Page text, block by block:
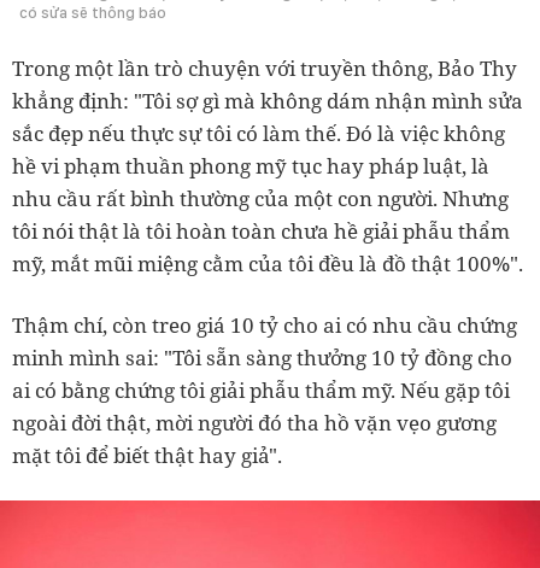
có sửa sẽ thông báo
Trong một lần trò chuyện với truyền thông, Bảo Thy
khẳng định: "Tôi sợ gì mà không dám nhận mình sửa
sắc đẹp nếu thực sự tôi có làm thế. Đó là việc không
hề vi phạm thuần phong mỹ tục hay pháp luật, là
nhu cầu rất bình thường của một con người. Nhưng
tôi nói thật là tôi hoàn toàn chưa hề giải phẫu thẩm
mỹ, mắt mũi miệng cằm của tôi đều là đồ thật 100%".
Thậm chí, còn treo giá 10 tỷ cho ai có nhu cầu chứng
minh mình sai: "Tôi sẵn sàng thưởng 10 tỷ đồng cho
ai có bằng chứng tôi giải phẫu thẩm mỹ. Nếu gặp tôi
ngoài đời thật, mời người đó tha hồ vặn vẹo gương
mặt tôi để biết thật hay giả".